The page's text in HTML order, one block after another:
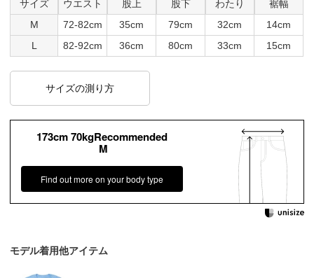
サイズ ウエスト 股上 股下 わたり
裾幅
M
72-82cm 35cm 79cm 32cm
14cm
L
82-92cm 36cm 80cm 33cm 15cm
サイズの測り方
173cm 70kgRecommended
M
Find out more on your body type
モデル着用他アイテム